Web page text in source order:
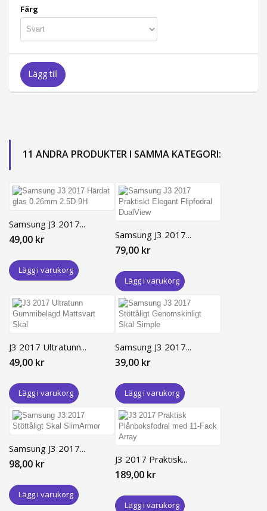
Färg
Lägg till
11 ANDRA PRODUKTER I SAMMA KATEGORI:
Samsung J3 2017...
49,00 kr
Lägg i varukorg
Samsung J3 2017...
79,00 kr
Lägg i varukorg
J3 2017 Ultratunn...
49,00 kr
Lägg i varukorg
Samsung J3 2017...
39,00 kr
Lägg i varukorg
Samsung J3 2017...
98,00 kr
Lägg i varukorg
J3 2017 Praktisk...
189,00 kr
Lägg i varukorg